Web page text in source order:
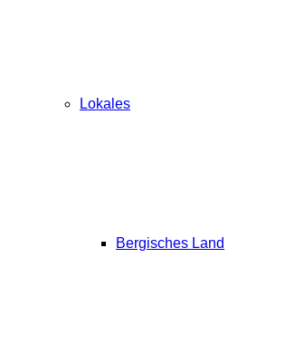
Lokales
Bergisches Land